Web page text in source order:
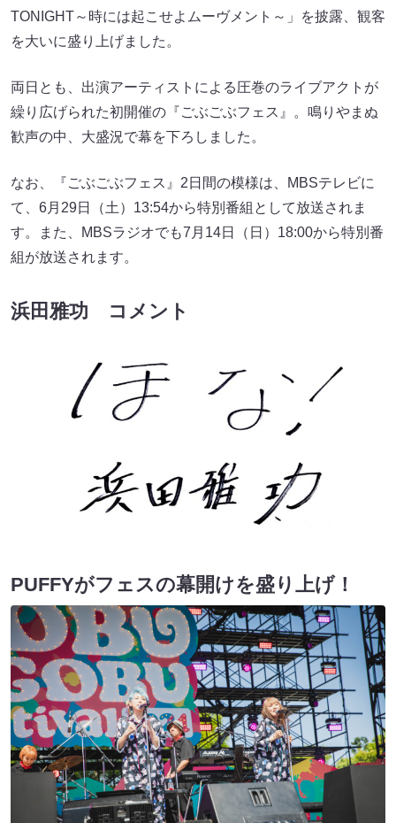
TONIGHT～時には起こせよムーヴメント～」を披露、観客
を大いに盛り上げました。
両日とも、出演アーティストによる圧巻のライブアクトが
繰り広げられた初開催の『ごぶごぶフェス』。鳴りやまぬ
歓声の中、大盛況で幕を下ろしました。
なお、『ごぶごぶフェス』2日間の模様は、MBSテレビに
て、6月29日（土）13:54から特別番組として放送されま
す。また、MBSラジオでも7月14日（日）18:00から特別番
組が放送されます。
浜田雅功 コメント
PUFFYがフェスの幕開けを盛り上げ！